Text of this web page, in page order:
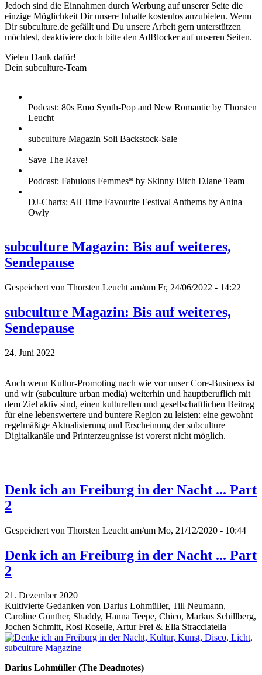
Jedoch sind die Einnahmen durch Werbung auf unserer Seite die
einzige Möglichkeit Dir unsere Inhalte kostenlos anzubieten. Wenn
Dir subculture.de gefällt und Du unsere Arbeit gern unterstützen
möchtest, deaktiviere doch bitte den AdBlocker auf unseren Seiten.
Vielen Dank dafür!
Dein subculture-Team
Podcast: 80s Emo Synth-Pop and New Romantic by Thorsten
Leucht
subculture Magazin Soli Backstock-Sale
Save The Rave!
Podcast: Fabulous Femmes* by Skinny Bitch DJane Team
DJ-Charts: All Time Favourite Festival Anthems by Anina
Owly
subculture Magazin: Bis auf weiteres,
Sendepause
Gespeichert von Thorsten Leucht am/um Fr, 24/06/2022 - 14:22
subculture Magazin: Bis auf weiteres,
Sendepause
24. Juni 2022
Auch wenn Kultur-Promoting nach wie vor unser Core-Business ist
und wir (subculture urban media) weiterhin und hauptberuflich mit
dem Ziel aktiv sind, einen kulturellen und gesellschaftlichen Beitrag
für eine lebenswertere und buntere Region zu leisten: eine gewohnt
regelmäßige Aktualisierung und Erscheinung der subculture
Digitalkanäle und Printerzeugnisse ist vorerst nicht möglich.
Denk ich an Freiburg in der Nacht ... Part
2
Gespeichert von Thorsten Leucht am/um Mo, 21/12/2020 - 10:44
Denk ich an Freiburg in der Nacht ... Part
2
21. Dezember 2020
Kultivierte Gedanken von Darius Lohmüller, Till Neumann,
Caroline Günther, Shaddy, Hanna Teepe, Chico, Markus Schillberg,
Jochen Schmitt, Rosi Roselle, Artur Frei & Ella Stracciatella
Darius Lohmüller (The Deadnotes)